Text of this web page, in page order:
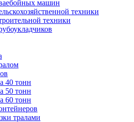
машин
техники
техники
40 тонн
50 тонн
60 тонн
тралами